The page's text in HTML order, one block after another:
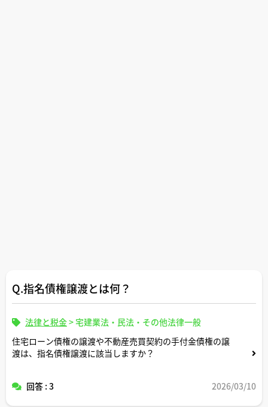
Q.指名債権譲渡とは何？
法律と税金>宅建業法・民法・その他法律一般
住宅ローン債権の譲渡や不動産売買契約の手付金債権の譲
渡は、指名債権譲渡に該当しますか？
回答 : 3 2026/03/10